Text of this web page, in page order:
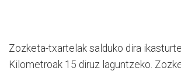
Zozketa-txartelak salduko dira
Kilometroak 15 diruz laguntzeko.